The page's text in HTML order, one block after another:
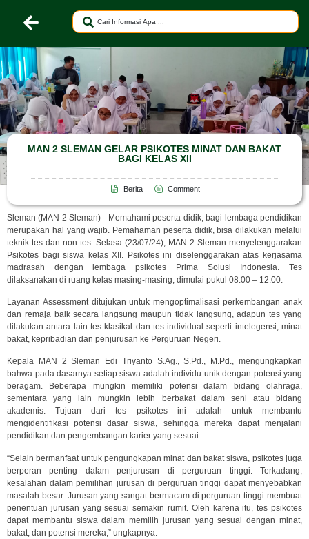
MAN 2 SLEMAN GELAR PSIKOTES MINAT DAN BAKAT
BAGI KELAS XII
Berita Comment
Sleman (MAN 2 Sleman)– Memahami peserta didik, bagi lembaga pendidikan
merupakan hal yang wajib. Pemahaman peserta didik, bisa dilakukan melalui
teknik tes dan non tes. Selasa (23/07/24), MAN 2 Sleman menyelenggarakan
Psikotes bagi siswa kelas XII. Psikotes ini diselenggarakan atas kerjasama
madrasah dengan lembaga psikotes Prima Solusi Indonesia. Tes
dilaksanakan di ruang kelas masing-masing, dimulai pukul 08.00 – 12.00.
Layanan Assessment ditujukan untuk mengoptimalisasi perkembangan anak
dan remaja baik secara langsung maupun tidak langsung, adapun tes yang
dilakukan antara lain tes klasikal dan tes individual seperti intelegensi, minat
bakat, kepribadian dan penjurusan ke Perguruan Negeri.
Kepala MAN 2 Sleman Edi Triyanto S.Ag., S.Pd., M.Pd., mengungkapkan
bahwa pada dasarnya setiap siswa adalah individu unik dengan potensi yang
beragam. Beberapa mungkin memiliki potensi dalam bidang olahraga,
sementara yang lain mungkin lebih berbakat dalam seni atau bidang
akademis. Tujuan dari tes psikotes ini adalah untuk membantu
mengidentifikasi potensi dasar siswa, sehingga mereka dapat menjalani
pendidikan dan pengembangan karier yang sesuai.
“Selain bermanfaat untuk pengungkapan minat dan bakat siswa, psikotes juga
berperan penting dalam penjurusan di perguruan tinggi. Terkadang,
kesalahan dalam pemilihan jurusan di perguruan tinggi dapat menyebabkan
masalah besar. Jurusan yang sangat bermacam di perguruan tinggi membuat
penentuan jurusan yang sesuai semakin rumit. Oleh karena itu, tes psikotes
dapat membantu siswa dalam memilih jurusan yang sesuai dengan minat,
bakat, dan potensi mereka,” ungkapnya.